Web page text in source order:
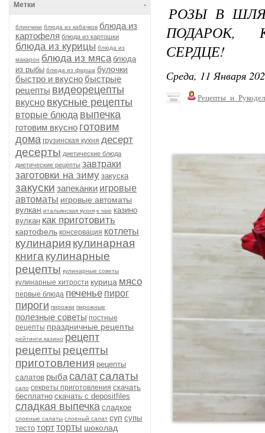
-
Метки
блинчики блюда из кабачков блюда из
картофеля блюда из картошки
блюда из курицы блюда из
макарон блюда из мяса блюда
из рыбы блюда из фарша булочки
быстро и вкусно быстрые
рецепты видеорецепты
вкусно вкусные рецепты
вторые блюда выпечка
готовим вкусно готовим
дома грузинская кухня десерт
десерты диетические блюда
диетические рецепты завтраки
заготовки на зиму закуска
закуски запеканки игровые
автоматы игровые автоматы
вулкан итальянская кухня к чаю казино
вулкан как приготовить
картофель консервация котлеты
кулинария кулинарная
книга кулинарные
рецепты кулинарные советы
кулинарные хитрости курица мясо
первые блюда печенье пирог
пироги пирожки пирожные
полезные советы постные
рецепты праздничные рецепты
рейтинги казино рецепт
рецепты рецепты
приготовления рецепты
салатов рыбасалатсалаты
сало секреты приготовления скачать
бесплатно скачать с depositfiles
сладкая выпечка сладкое
слоеные салаты слоеный салат суп супы
тесто тортторты шоколад
РОЗЫ В
ПОДАРОК,
СЕРДЦЕ!
Среда, 11 Января